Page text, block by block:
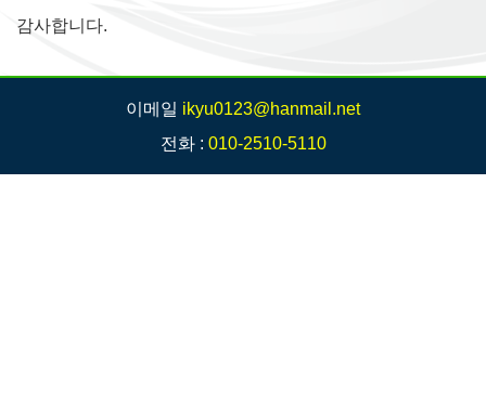
감사합니다.
이메일 ikyu0123@hanmail.net
전화 : 010-2510-5110